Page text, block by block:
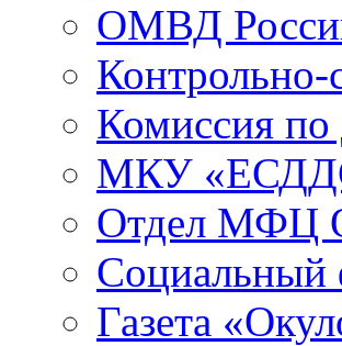
ОМВД
Контрольно-
Комиссия по
МКУ
Отдел МФЦ
Социальный
Газета